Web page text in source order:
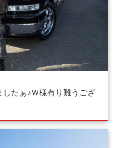
たぁ♪Ｗ様有り難うござ